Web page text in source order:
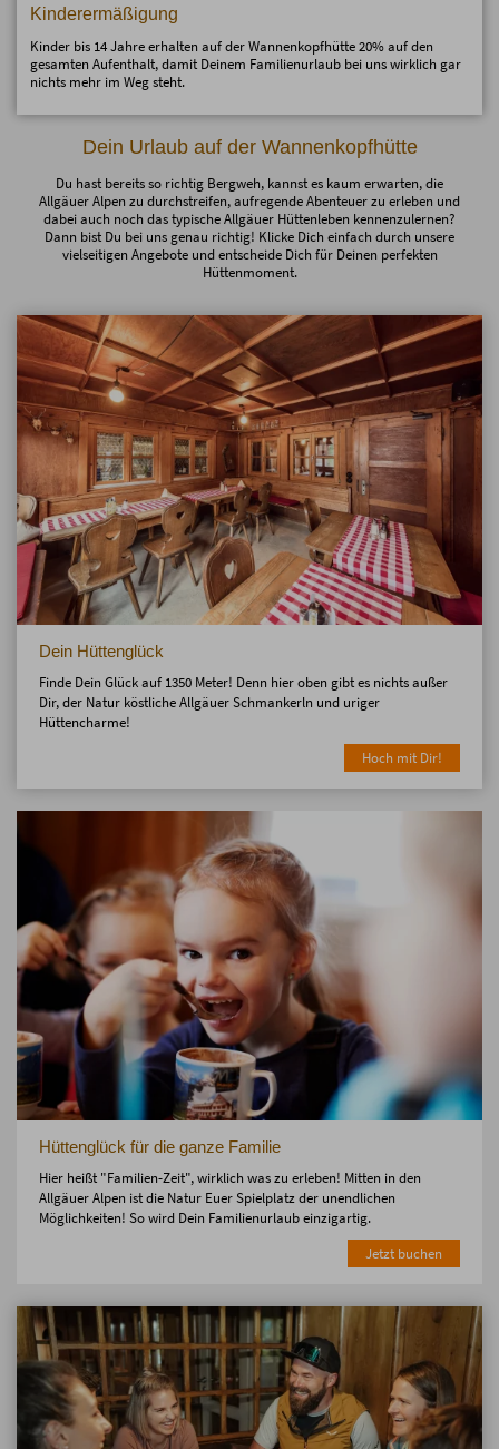
Kinderermäßigung
Kinder bis 14 Jahre erhalten auf der Wannenkopfhütte 20% auf den
gesamten Aufenthalt, damit Deinem Familienurlaub bei uns wirklich gar
nichts mehr im Weg steht.
Dein Urlaub auf der Wannenkopfhütte
Du hast bereits so richtig Bergweh, kannst es kaum erwarten, die
Allgäuer Alpen zu durchstreifen, aufregende Abenteuer zu erleben und
dabei auch noch das typische Allgäuer Hüttenleben kennenzulernen?
Dann bist Du bei uns genau richtig! Klicke Dich einfach durch unsere
vielseitigen Angebote und entscheide Dich für Deinen perfekten
Hüttenmoment.
Dein Hüttenglück
Finde Dein Glück auf 1350 Meter! Denn hier oben gibt es nichts außer
Dir, der Natur köstliche Allgäuer Schmankerln und uriger
Hüttencharme!
Hoch mit Dir!
Hüttenglück für die ganze Familie
Hier heißt "Familien-Zeit", wirklich was zu erleben! Mitten in den
Allgäuer Alpen ist die Natur Euer Spielplatz der unendlichen
Möglichkeiten! So wird Dein Familienurlaub einzigartig.
Jetzt buchen